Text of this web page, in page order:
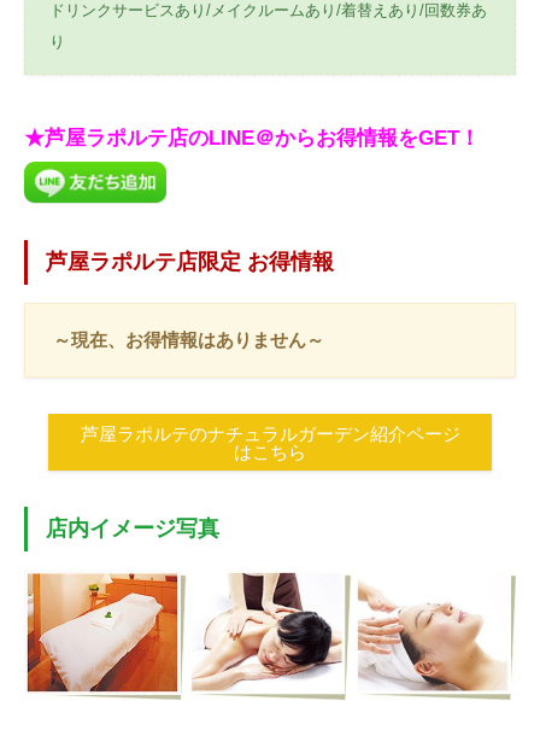
ドリンクサービスあり/メイクルームあり/着替えあり/回数券あ
り
★芦屋ラポルテ店のLINE＠からお得情報をGET！
芦屋ラポルテ店限定 お得情報
～現在、お得情報はありません～
芦屋ラポルテのナチュラルガーデン紹介ページ
はこちら
店内イメージ写真